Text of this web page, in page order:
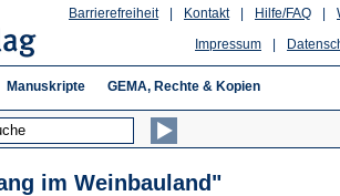
Hilfe/FAQ
Kontakt
Barrierefreiheit
Impressum
Manuskripte GEMA, Rechte & Kopien
im Weinbauland"